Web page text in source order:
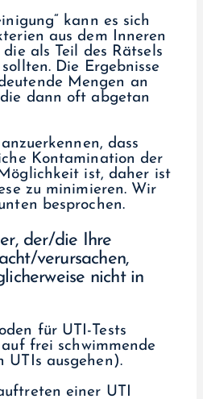
kann es sich
aus dem Inneren
als Teil des Rätsels
Die Ergebnisse
Mengen an
dann oft abgetan
dass
Kontamination der
ist, daher ist
zu minimieren. Wir
besprochen.
der/die Ihre
verursachen,
nicht in
für UTI-Tests
frei schwimmende
UTIs ausgehen).
einer UTI